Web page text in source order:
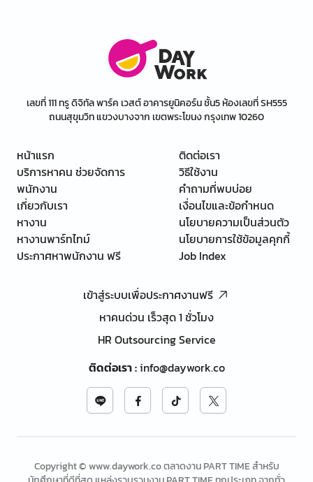
เลขที่ 111 ทรู ดิจิทัล พาร์ค เวสต์ อาคารยูนิคอร์น ชั้น5 ห้องเลขที่ SH555
ถนนสุขุมวิท แขวงบางจาก เขตพระโขนง กรุงเทพ 10260
หน้าแรก
บริการหาคน ช่วยจัดการ
พนักงาน
เกี่ยวกับเรา
หางาน
หางานพาร์ทไทม์
ประกาศหาพนักงาน ฟรี
ติดต่อเรา
วิธีใช้งาน
คำถามที่พบบ่อย
เงื่อนไขและข้อกำหนด
นโยบายความเป็นส่วนตัว
นโยบายการใช้ข้อมูลคุกกี้
Job Index
เข้าสู่ระบบเพื่อประกาศงานฟรี
หาคนด่วน เร็วสุด 1 ชั่วโมง
HR Outsourcing Service
ติดต่อเรา:info@daywork.co
Copyright © www.daywork.co ตลาดงาน PART TIME สำหรับ